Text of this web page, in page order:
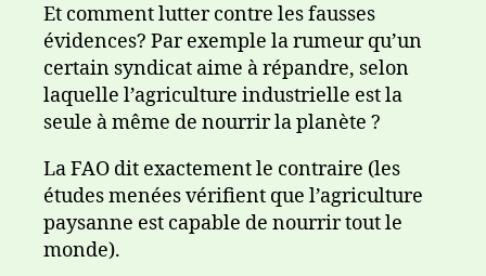
Et comment lutter contre les fausses
évidences? Par exemple la rumeur qu’un
certain syndicat aime à répandre, selon
laquelle l’agriculture industrielle est la
seule à même de nourrir la planète ?
La FAO dit exactement le contraire (les
études menées vérifient que l’agriculture
paysanne est capable de nourrir tout le
monde).